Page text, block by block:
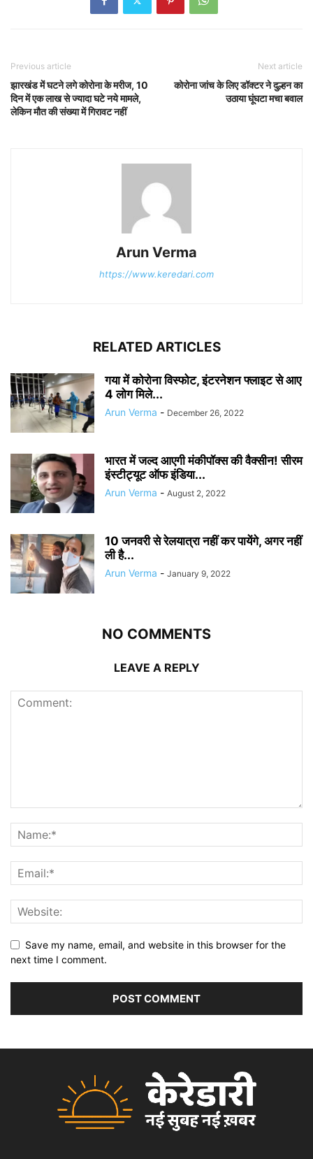
Previous article
झारखंड में घटने लगे कोरोना के मरीज, 10
दिन में एक लाख से ज्यादा घटे नये मामले,
लेकिन मौत की संख्या में गिरावट नहीं
Next article
कोरोना जांच के लिए डॉक्टर ने दुल्हन का
उठाया घूंघटा मचा बवाल
Arun Verma
https://www.keredari.com
RELATED ARTICLES
गया में कोरोना विस्फोट, इंटरनेशन फ्लाइट से आए
4 लोग मिले...
Arun Verma - December 26, 2022
भारत में जल्द आएगी मंकीपॉक्स की वैक्सीन! सीरम
इंस्टीट्यूट ऑफ इंडिया...
Arun Verma - August 2, 2022
10 जनवरी से रेलयात्रा नहीं कर पायेंगे, अगर नहीं
ली है...
Arun Verma - January 9, 2022
NO COMMENTS
LEAVE A REPLY
Save my name, email, and website in this browser for the
next time I comment.